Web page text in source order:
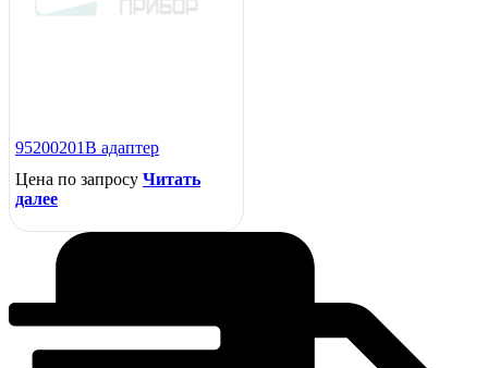
95200201B адаптер
Цена по запросу Читать
далее